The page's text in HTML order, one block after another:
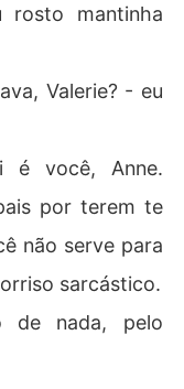
rosto mantinha
Valerie? - eu
é você, Anne.
por terem te
não serve para
sarcástico.
de nada, pelo